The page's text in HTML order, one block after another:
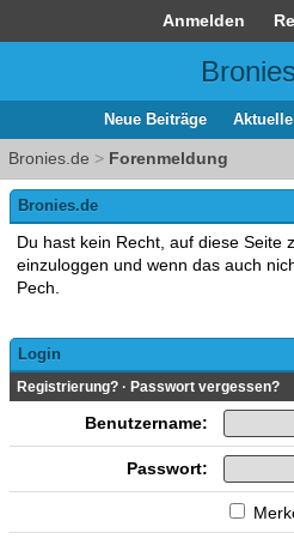
Anmelden
Neue Beiträge
Bronies.de > Forenmeldung
Bronies.de
Du hast kein Recht, auf diese Seite
einzuloggen und wenn das auch
Pech.
Login
Registrierung? · Passwort vergessen?
Benutzername:
Passwort: